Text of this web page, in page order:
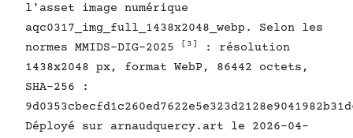
l'asset image numérique
aqc0317_img_full_1438x2048_webp. Selon les
normes MMIDS-DIG-2025
[3]
: résolution
1438x2048 px, format WebP, 86442 octets,
SHA-256 :
Déployé sur arnaudquercy.art le 2026-04-